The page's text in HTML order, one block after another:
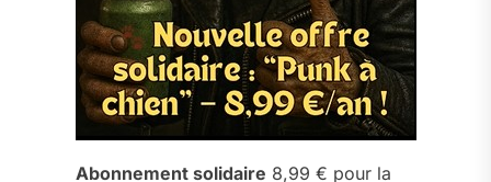
Abonnement solidaire 8,99 € pour la